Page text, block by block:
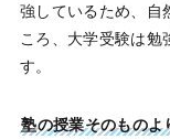
強しているため、自
ころ、大学受験は勉
す。
塾の授業そのものよ